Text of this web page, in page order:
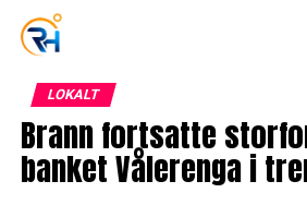
LOKALT
Brann fortsatte
banket Vålerenga i